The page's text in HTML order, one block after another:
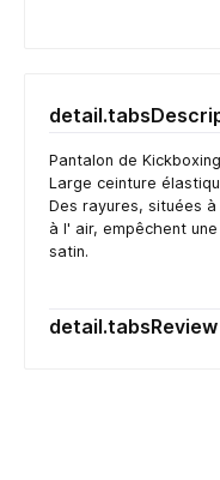
Pantalon de
Large ceinture
Des rayures, situées
à l' air, empêchent
satin.
detail.tabsReview